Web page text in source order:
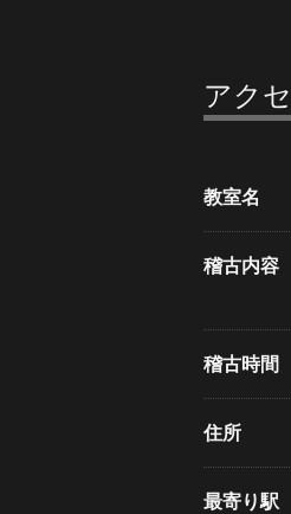
アク
教室名
稽古内容
稽古時間
住所
最寄り駅